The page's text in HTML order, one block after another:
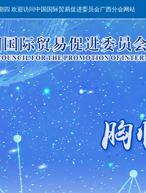
四 欢迎访问中国国际贸易促进委员会广西分会网站